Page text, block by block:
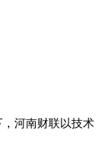
河南财联以技术